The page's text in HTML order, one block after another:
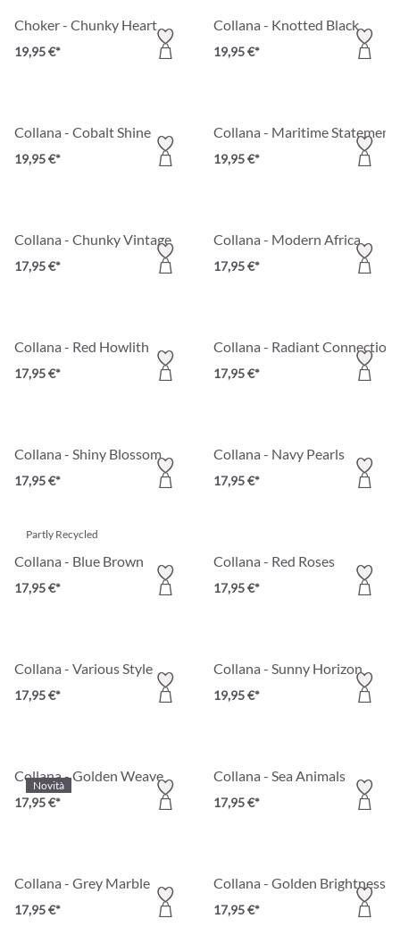
Choker - Chunky Heart
19,95 €*
Collana - Knotted Black
19,95 €*
Collana - Cobalt Shine
19,95 €*
Collana - Maritime Statement
19,95 €*
Collana - Chunky Vintage
17,95 €*
Collana - Modern Africa
17,95 €*
Collana - Red Howlith
17,95 €*
Collana - Radiant Connection
17,95 €*
Collana - Shiny Blossom
17,95 €*
Collana - Navy Pearls
17,95 €*
Partly Recycled
Collana - Blue Brown
17,95 €*
Collana - Red Roses
17,95 €*
Collana - Various Style
17,95 €*
Collana - Sunny Horizon
19,95 €*
Novità
Collana - Golden Weave
17,95 €*
Collana - Sea Animals
17,95 €*
Collana - Grey Marble
17,95 €*
Collana - Golden Brightness
17,95 €*